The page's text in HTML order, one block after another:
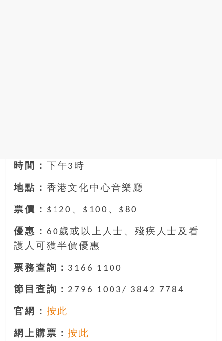
時間： 下午3時
地點： 香港文化中心音樂廳
票價： $120、$100、$80
優惠： 60歲或以上人士、殘疾人士及看
護人可獲半價優惠
票務查詢： 3166 1100
節目查詢：2796 1003/ 3842 7784
官網： 按此
網上購票：按此